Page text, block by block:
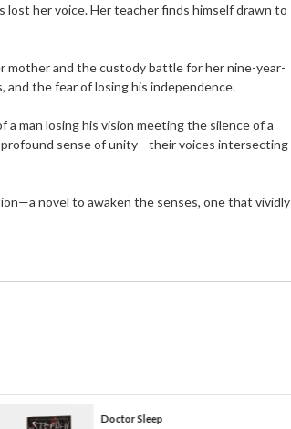
lost her voice. Her teacher finds himself drawn to
mother and the custody battle for her nine-year-
and the fear of losing his independence.
man losing his vision meeting the silence of a
profound sense of unity—their voices intersecting
novel to awaken the senses, one that vividly
Doctor Sleep